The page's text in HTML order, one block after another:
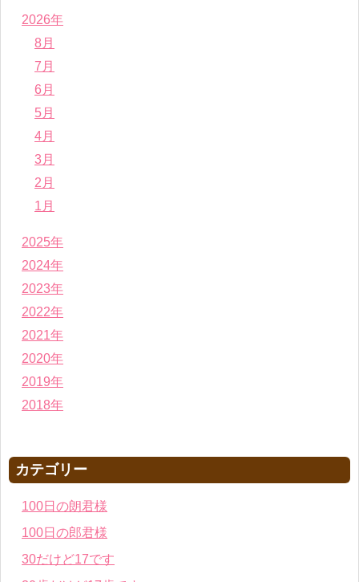
2026年
8月
7月
6月
5月
4月
3月
2月
1月
2025年
2024年
2023年
2022年
2021年
2020年
2019年
2018年
カテゴリー
100日の朗君様
100日の郎君様
30だけど17です